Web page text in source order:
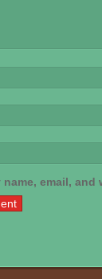
name, email,